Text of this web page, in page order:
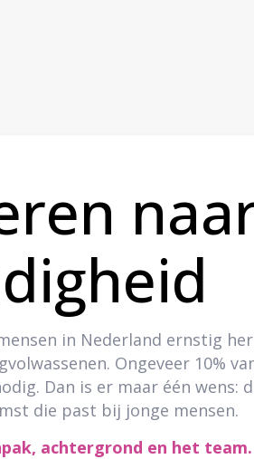
in Nederland ernstig
Ongeveer 10%
Dan is er maar één
die past bij jonge mensen.
achtergrond en het team.